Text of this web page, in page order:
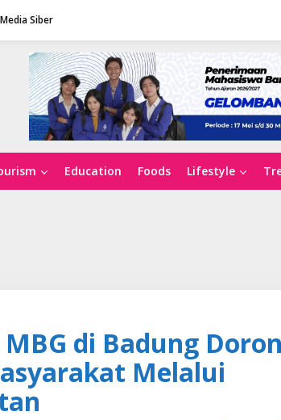
Siber
Education Foods Lifestyle
di Badung
Melalui